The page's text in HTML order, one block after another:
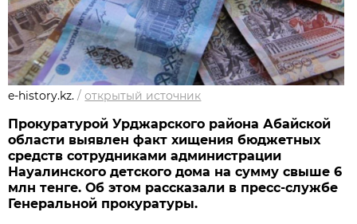
e-history.kz. /открытый источник
Прокуратурой Урджарского района Абайской
области выявлен факт хищения бюджетных
средств сотрудниками администрации
Науалинского детского дома на сумму свыше 6
млн тенге. Об этом рассказали в пресс-службе
Генеральной прокуратуры.